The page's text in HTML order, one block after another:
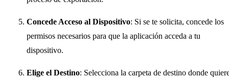
Concede Acceso al Dispositivo: Si se te solicita, concede los
permisos necesarios para que la aplicación acceda a tu
dispositivo.
Elige el Destino: Selecciona la carpeta de destino donde